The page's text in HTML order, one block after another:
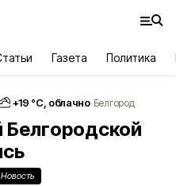
Газета Политика
+19 °С, облачно Белгород
Новость